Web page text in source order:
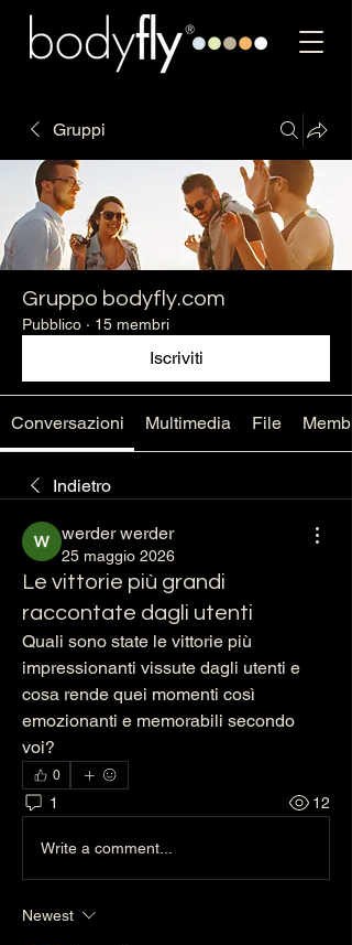
Gruppi
Gruppo bodyfly.com
Pubblico · 15 membri
Iscriviti
Conversazioni Multimedia File Membri
Indietro
werder werder
25 maggio 2026
Le vittorie più grandi
raccontate dagli utenti
Quali sono state le vittorie più
impressionanti vissute dagli utenti e
cosa rende quei momenti così
emozionanti e memorabili secondo
voi?
0
1 12
Write a comment...
Newest